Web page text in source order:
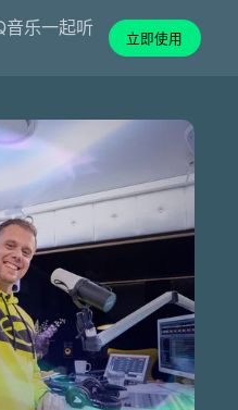
音乐一起听
立即使用